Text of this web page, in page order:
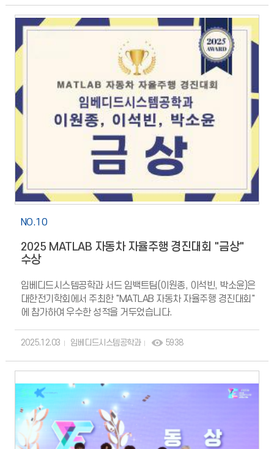
국제저명학술대회인 IEEE Conference on Virtual Reality and
3D User Interfaces (IEEE VR) 2026에서도 공동연구 논문이
발표되었다. IEEE TVCG에 게재된 논문(원경호 교수 제1저자)은
"Seeing Avatars during Social Interaction in VR May
Enhance Inter-Brain Synchronization"이며, IEEE VR
2026에서 발표된 논문(원경호 교수 제3저자)은 "Does your
brain feel virtual touch as a physical touch? Influence of
haptics and cognitive workload on touch perception in
VR"이다. 두 논문 모두 프랑스 Inria 연구진과의 국제공동연구
아바타의 유무가 상호작용 중 두 사용자의 뇌파 동기화에 미치는
영향을 EEG 하이퍼스캐닝으로 규명한 연구이다. 15쌍(30명)의
참가자가 서로의 모습이 아바타로 표현되는 조건과 3D 커서로만
표현되는 조건에서 각각 손끝 위치 추적 과제를 수행한 결과,
embodiment)과 alpha 대역의 뇌파 동기화(Inter-Brain
Synchronization, IBS)가 유의하게 강화되었고, 두 지표 간 양의
상관을 통해 아바타 기반 체화가 VR 사회적 상호작용의 신경적
공명을 촉진할 수 있음을 제시하였다.▲ 실험에 사용된 가상환경.
(좌) 가상 커서만 존재하는 VC 조건, (우) 아바타 신체화 AE-VC
조건.출처: K. Won et al., "Seeing Avatars during Social
Interaction in VR May Enhance Inter-Brain
논문(IEEE VR 2026)은 VR에서 시각적으로 제시되는 가상 촉각이
물리적 촉각과 유사한 방식으로 뇌에서 처리되는지를 EEG로
검증한 연구이다. 32명의 참가자가 시각 단독 자극과 시각-햅틱
자극 조건에서 실험을 수행한 결과, 가상 촉각만으로도
체성감각피질이 물리적 촉각과 유사하게 활성화됨을
확인하였으며, n-back 과제를 통해 부여된 인지부하가 높을수록
이러한 신경 반응이 감소함을 분석하였다. 해당 연구 성과들은
인간 두뇌 신호 기반 차세대 인터페이스를 연구하는
인간중심신경공학연구실(HCN Lab)의 VR-신경과학 융합 학제간
NO.10
2025 MATLAB 자동차 자율주행 경진대회 "금상"
수상
임베디드시스템공학과 서드 임백트팀(이원종, 이석빈, 박소윤)은
대한전기학회에서 주최한 "MATLAB 자동차 자율주행 경진대회"
에 참가하여 우수한 성적을 거두었습니다.
2025.12.03 임베디드시스템공학과 5938